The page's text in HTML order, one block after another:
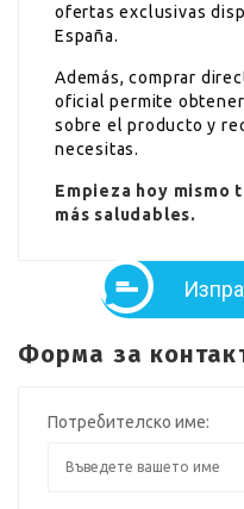
ofertas exclusivas
España.
Además, comprar
oficial permite
sobre el producto y
necesitas.
Empieza hoy mismo
más saludables.
Форма за
Потребителско име: